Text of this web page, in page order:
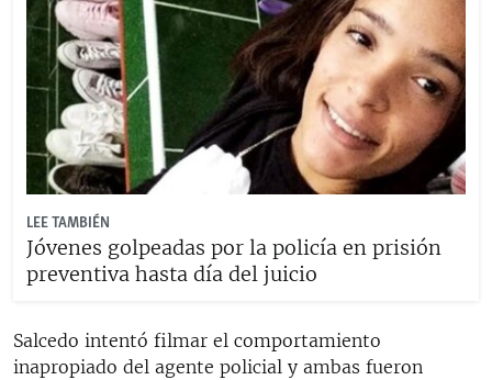
LEE TAMBIÉN
Jóvenes golpeadas por la policía en prisión
preventiva hasta día del juicio
Salcedo intentó filmar el comportamiento
inapropiado del agente policial y ambas fueron